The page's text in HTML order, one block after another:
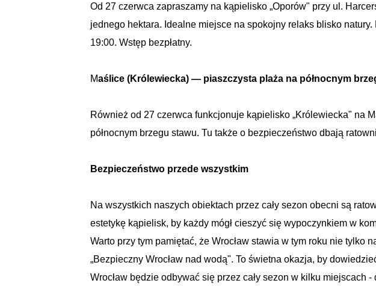
Od 27 czerwca zapraszamy na kąpielisko „Oporów" przy ul.
jednego hektara. Idealne miejsce na spokojny relaks blisko
19:00. Wstęp bezpłatny.
Maślice (Królewiecka) — piaszczysta plaża na północnym
Również od 27 czerwca funkcjonuje kąpielisko „Królewiecka" na
północnym brzegu stawu. Tu także o bezpieczeństwo dbają
Bezpieczeństwo przede wszystkim
Na wszystkich naszych obiektach przez cały sezon obecni są
estetykę kąpielisk, by każdy mógł cieszyć się wypoczynkiem w
Warto przy tym pamiętać, że Wrocław stawia w tym roku nie
„Bezpieczny Wrocław nad wodą". To świetna okazja, by
Wrocław będzie odbywać się przez cały sezon w kilku